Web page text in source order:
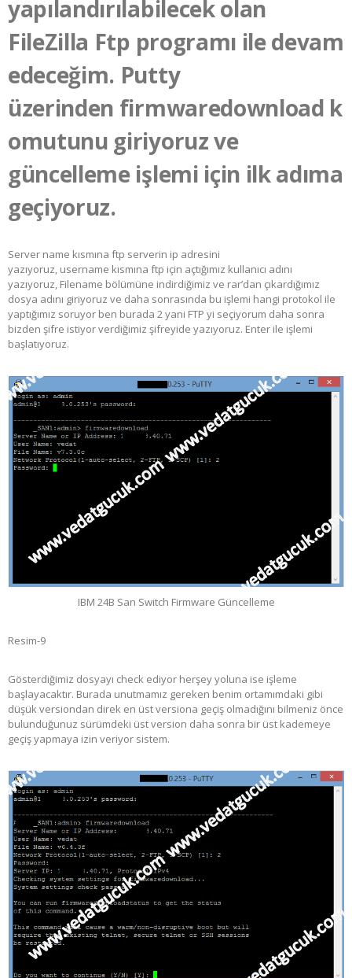
yapılandırılabilecek olan
FileZilla Ftp programı ile devam
edeceğim. Putty
üzerinden firmwaredownload k
omutunu giriyoruz ve
güncelleme işlemi için ilk adıma
geçiyoruz.
Server name kısmına ftp serverin ip adresini
yazıyoruz, username kısmına ftp için açtığımız kullanıcı adını
yazıyoruz, Filename bölümüne indirdiğimiz ve rar’dan çıkardığımız
dosya adını giriyoruz ve daha sonrasında bu işlemi hangi protokol ile
yaptığımız soruyor ben burada 2 yani FTP yi seçiyorum daha sonra
bizden şifre istiyor verdiğimiz şifreyide yazıyoruz. Enter ile işlemi
başlatıyoruz.
IBM 24B San Switch Firmware Güncelleme
Resim-9
Gösterdiğimiz dosyayı check ediyor herşey yoluna ise işleme
başlayacaktır. Burada unutmamız gereken benim ortamımdaki gibi
düşük versiondan direk en üst versiona geçiş olmadığını bilmeniz önce
bulunduğunuz sürümdeki üst version daha sonra bir üst kademeye
geçiş yapmaya izin veriyor sistem.